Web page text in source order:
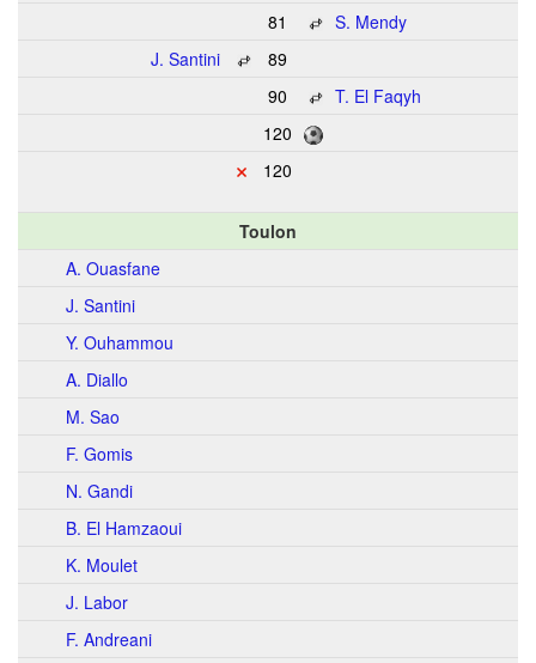
81
S. Mendy
J. Santini
89
90
T. El Faqyh
120
120
Toulon
A. Ouasfane
J. Santini
Y. Ouhammou
A. Diallo
M. Sao
F. Gomis
N. Gandi
B. El Hamzaoui
K. Moulet
J. Labor
F. Andreani